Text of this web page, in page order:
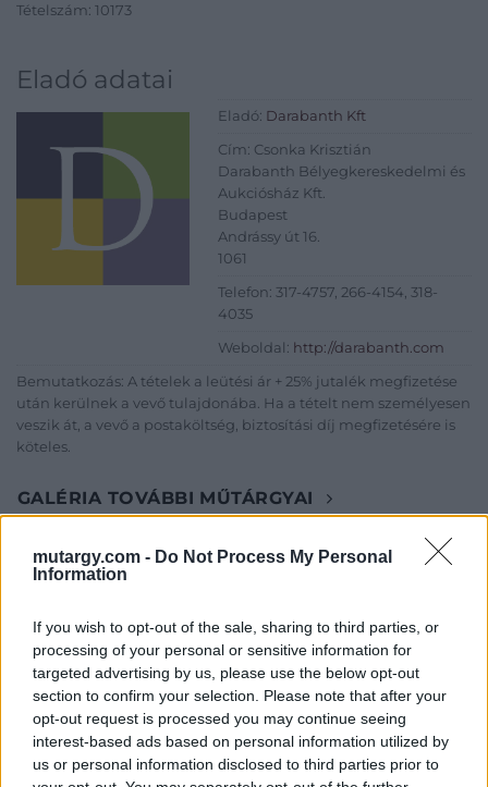
mutargy.com - Do Not Process My Personal
Information
If you wish to opt-out of the sale, sharing to third parties, or
processing of your personal or sensitive information for
targeted advertising by us, please use the below opt-out
section to confirm your selection. Please note that after your
opt-out request is processed you may continue seeing
interest-based ads based on personal information utilized by
us or personal information disclosed to third parties prior to
Tételszám: 10173
Eladó adatai
Eladó: Darabanth Kft
Cím: Csonka Krisztián
Darabanth Bélyegkereskedelmi és
Aukciósház Kft.
Budapest
Andrássy út 16.
1061
Telefon: 317-4757, 266-4154, 318-
4035
Weboldal: http://darabanth.com
Bemutatkozás: A tételek a leütési ár + 25% jutalék megfizetése
után kerülnek a vevő tulajdonába. Ha a tételt nem személyesen
veszik át, a vevő a postaköltség, biztosítási díj megfizetésére is
köteles.
GALÉRIA TOVÁBBI MŰTÁRGYAI
KAPCSOLÓDÓ MŰTÁRGYAK